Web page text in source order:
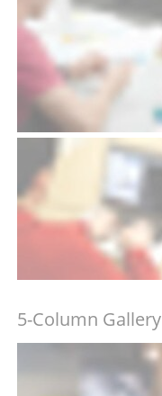
5-Column Gallery